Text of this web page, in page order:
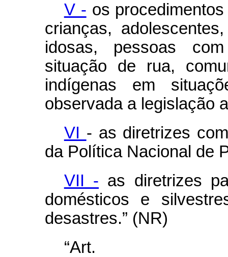
V - os
crianças,
idosas, pessoas
situação de rua,
indígenas em
observada a legislação
VI - as diretrizes
da Política Nacional de
VII - as diretrizes
domésticos e
desastres.” (NR)